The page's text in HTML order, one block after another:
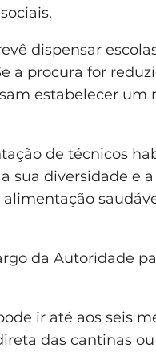
dispensar
a procura for
estabelecer um
de técnicos
sua diversidade e a
da Autoridade
ir até aos seis
das cantinas ou